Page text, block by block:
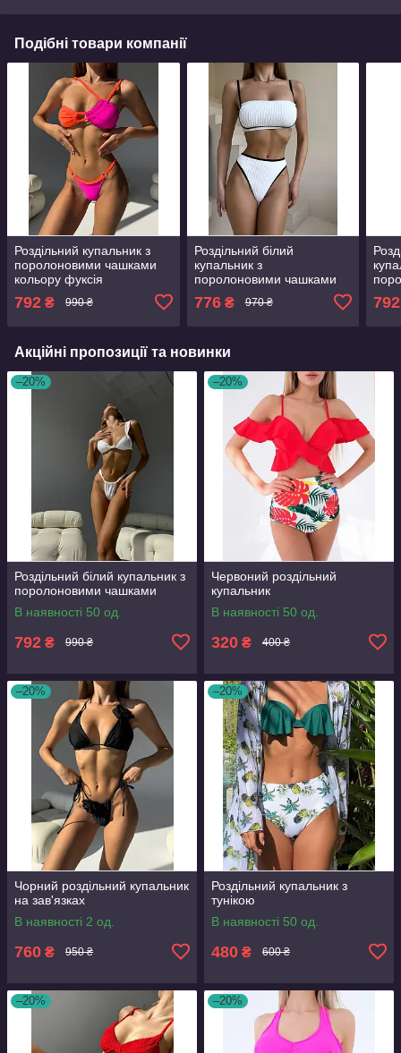
Подібні товари компанії
Роздільний купальник з
поролоновими чашками
кольору фуксія
792 ₴ 990 ₴
Роздільний білий
купальник з
поролоновими чашками
776₴ 970 ₴ 792
Акційні пропозиції та новинки
–20%
Роздільний білий купальник з
поролоновими чашками
В наявності 50 од.
792 ₴ 990 ₴
–20%
Червоний роздільний
купальник
В наявності 50 од.
320 ₴ 400 ₴
–20%
Чорний роздільний купальник
на зав'язках
В наявності 2 од.
760 ₴ 950 ₴
–20%
Роздільний купальник з
тунікою
В наявності 50 од.
480 ₴ 600 ₴
–20% –20%